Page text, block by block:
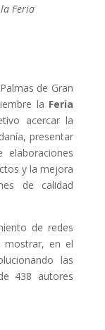
Feria
de Gran
la Feria
acercar la
presentar
y la mejora
de calidad
de redes
mostrar, en el
las
438 autores